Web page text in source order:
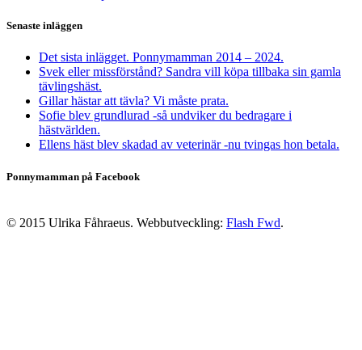
Senaste inläggen
Det sista inlägget. Ponnymamman 2014 – 2024.
Svek eller missförstånd? Sandra vill köpa tillbaka sin gamla
tävlingshäst.
Gillar hästar att tävla? Vi måste prata.
Sofie blev grundlurad -så undviker du bedragare i
hästvärlden.
Ellens häst blev skadad av veterinär -nu tvingas hon betala.
Ponnymamman på Facebook
© 2015 Ulrika Fåhraeus. Webbutveckling: Flash Fwd.